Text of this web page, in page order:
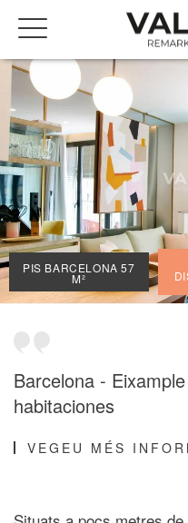
BENVINGUDA
BARCELONA
PIS BARCELONA 57
M²
Barcelona -
habitaciones
VEGEU MÉS